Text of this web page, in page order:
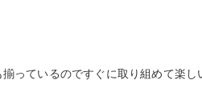
っているのですぐに取り組めて楽し